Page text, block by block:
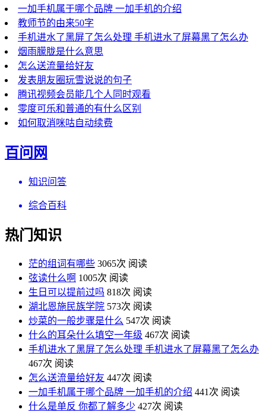
一加手机属于哪个品牌 一加手机的介绍
教师节的由来50字
手机进水了黑屏了怎么处理 手机进水了屏幕黑了怎么办
烟雨朦胧是什么意思
怎么送流量给好友
发表朋友圈玩雪说说的句子
腾讯视频会员能几个人同时观看
零度可乐和普通的有什么区别
如何取消咪咕自动续费
百问网
知识问答
综合百科
热门知识
茫的组词有哪些 3065次 阅读
弦读什么啊 1005次 阅读
生日可以提前过吗 818次 阅读
湖北恩施民族学院 573次 阅读
炒菜的一般步骤是什么 547次 阅读
什么的耳朵什么填空一年级 467次 阅读
手机进水了黑屏了怎么处理 手机进水了屏幕黑了怎么办
467次 阅读
怎么送流量给好友 447次 阅读
一加手机属于哪个品牌 一加手机的介绍 441次 阅读
什么是单反 你都了解多少 427次 阅读